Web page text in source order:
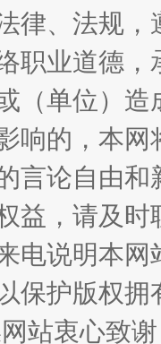
律、法规
职业道德
（单位）
响的，本
言论自由
益，请及
电说明本
保护版权
站衷心致